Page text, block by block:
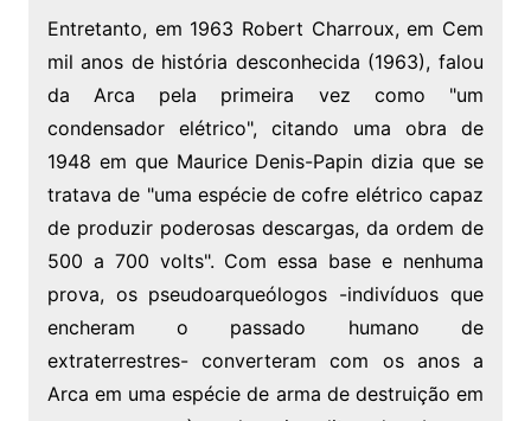
Entretanto, em 1963 Robert Charroux, em Cem
mil anos de história desconhecida (1963), falou
da Arca pela primeira vez como "um
condensador elétrico", citando uma obra de
1948 em que Maurice Denis-Papin dizia que se
tratava de "uma espécie de cofre elétrico capaz
de produzir poderosas descargas, da ordem de
500 a 700 volts". Com essa base e nenhuma
prova, os pseudoarqueólogos -indivíduos que
encheram o passado humano de
extraterrestres- converteram com os anos a
Arca em uma espécie de arma de destruição em